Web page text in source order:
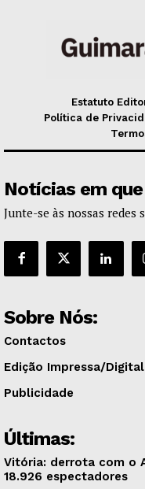
Estatuto
Política de
Notícias em
Junte-se às nossas redes
Sobre Nós:
Contactos
Edição Impressa/Digital
Publicidade
Últimas:
Vitória: derrota com o
18.926 espectadores